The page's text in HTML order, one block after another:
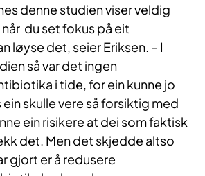
denne studien viser veldig
du set fokus på eit
løyse det, seier Eriksen. – I
så var det ingen
i tide, for ein kunne jo
skulle vere så forsiktig med
ein risikere at dei som faktisk
det. Men det skjedde altso
gjort er å redusere